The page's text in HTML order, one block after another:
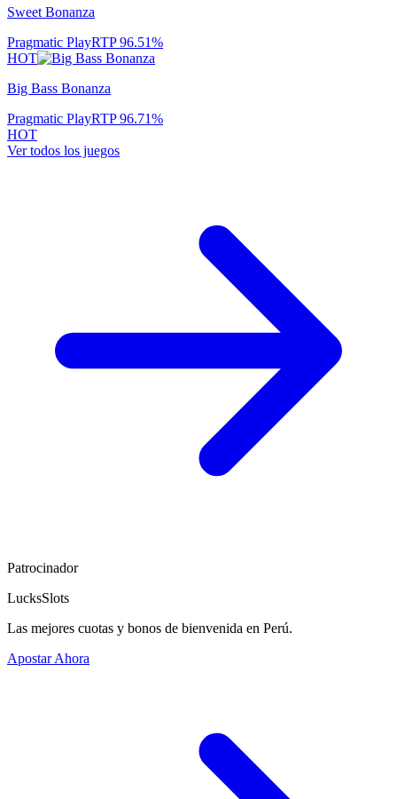
Sweet Bonanza
Pragmatic PlayRTP96.51%
HOT
Big Bass Bonanza
Pragmatic PlayRTP96.71%
HOT
Ver todos los juegos
Patrocinador
LucksSlots
Las mejores cuotas y bonos de bienvenida en Perú.
Apostar Ahora